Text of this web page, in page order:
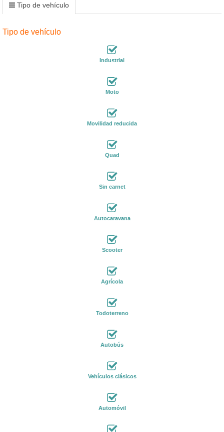
Tipo de vehículo
Tipo de vehículo
Industrial
Moto
Movilidad reducida
Quad
Sin carnet
Autocaravana
Scooter
Agrícola
Todoterreno
Autobús
Vehículos clásicos
Automóvil